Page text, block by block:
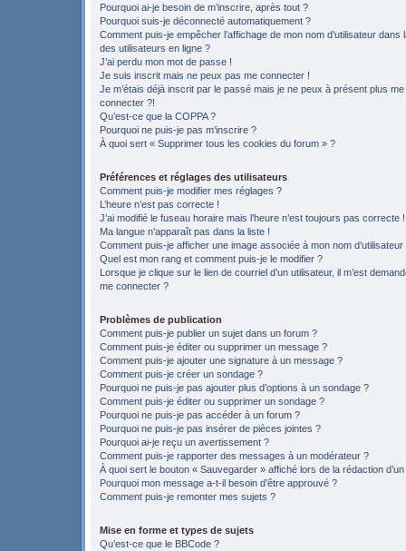
Pourquoi ai-je besoin de m’inscrire, après tout ?
Pourquoi suis-je déconnecté automatiquement ?
Comment puis-je empêcher l’affichage de mon nom d’utilisateur dans
des utilisateurs en ligne ?
J’ai perdu mon mot de passe !
Je suis inscrit mais ne peux pas me connecter !
Je m’étais déjà inscrit par le passé mais je ne peux à présent plus me
connecter ?!
Qu’est-ce que la COPPA ?
Pourquoi ne puis-je pas m’inscrire ?
À quoi sert « Supprimer tous les cookies du forum » ?
Préférences et réglages des utilisateurs
Comment puis-je modifier mes réglages ?
L’heure n’est pas correcte !
J’ai modifié le fuseau horaire mais l’heure n’est toujours pas correcte !
Ma langue n’apparaît pas dans la liste !
Comment puis-je afficher une image associée à mon nom d’utilisateur
Quel est mon rang et comment puis-je le modifier ?
Lorsque je clique sur le lien de courriel d’un utilisateur, il m’est
me connecter ?
Problèmes de publication
Comment puis-je publier un sujet dans un forum ?
Comment puis-je éditer ou supprimer un message ?
Comment puis-je ajouter une signature à un message ?
Comment puis-je créer un sondage ?
Pourquoi ne puis-je pas ajouter plus d’options à un sondage ?
Comment puis-je éditer ou supprimer un sondage ?
Pourquoi ne puis-je pas accéder à un forum ?
Pourquoi ne puis-je pas insérer de pièces jointes ?
Pourquoi ai-je reçu un avertissement ?
Comment puis-je rapporter des messages à un modérateur ?
À quoi sert le bouton « Sauvegarder » affiché lors de la rédaction
Pourquoi mon message a-t-il besoin d’être approuvé ?
Comment puis-je remonter mes sujets ?
Mise en forme et types de sujets
Qu’est-ce que le BBCode ?